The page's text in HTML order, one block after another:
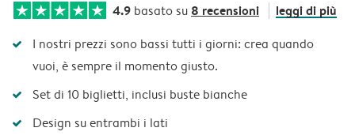
4.9 basato su 8 recensioni leggi di più
I nostri prezzi sono bassi tutti i giorni: crea quando
vuoi, è sempre il momento giusto.
Set di 10 biglietti, inclusi buste bianche
Design su entrambi i lati